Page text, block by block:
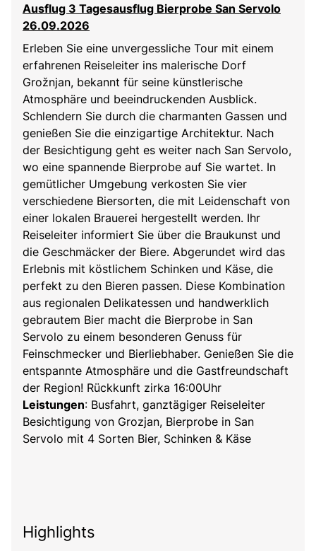
Ausflug 3 Tagesausflug Bierprobe San Servolo
26.09.2026
Erleben Sie eine unvergessliche Tour mit einem
erfahrenen Reiseleiter ins malerische Dorf
Grožnjan, bekannt für seine künstlerische
Atmosphäre und beeindruckenden Ausblick.
Schlendern Sie durch die charmanten Gassen und
genießen Sie die einzigartige Architektur. Nach
der Besichtigung geht es weiter nach San Servolo,
wo eine spannende Bierprobe auf Sie wartet. In
gemütlicher Umgebung verkosten Sie vier
verschiedene Biersorten, die mit Leidenschaft von
einer lokalen Brauerei hergestellt werden. Ihr
Reiseleiter informiert Sie über die Braukunst und
die Geschmäcker der Biere. Abgerundet wird das
Erlebnis mit köstlichem Schinken und Käse, die
perfekt zu den Bieren passen. Diese Kombination
aus regionalen Delikatessen und handwerklich
gebrautem Bier macht die Bierprobe in San
Servolo zu einem besonderen Genuss für
Feinschmecker und Bierliebhaber. Genießen Sie die
entspannte Atmosphäre und die Gastfreundschaft
der Region! Rückkunft zirka 16:00Uhr
Leistungen: Busfahrt, ganztägiger Reiseleiter
Besichtigung von Grozjan, Bierprobe in San
Servolo mit 4 Sorten Bier, Schinken & Käse
Highlights